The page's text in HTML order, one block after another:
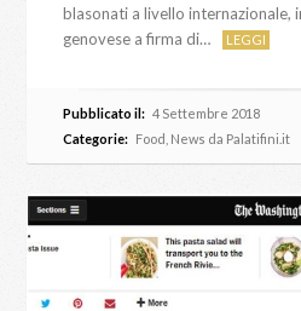
blasonati a livello internazionale,
genovese a firma di…
LEGGI
Pubblicato il: 4 Settembre 2018
Categorie: Food News da Palatifini.it